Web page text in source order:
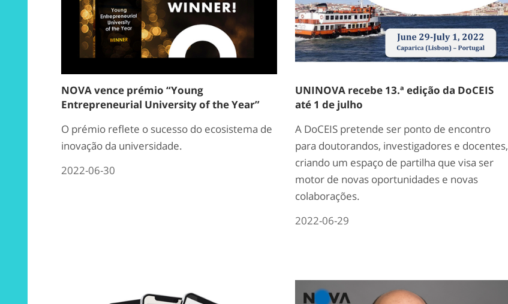
NOVA vence prémio “Young
Entrepreneurial University of the Year”
O prémio reflete o sucesso do ecosistema de
inovação da universidade.
2022-06-30
UNINOVA recebe 13.ª edição da DoCEIS
até 1 de julho
A DoCEIS pretende ser ponto de encontro
para doutorandos, investigadores e docentes,
criando um espaço de partilha que visa ser
motor de novas oportunidades e novas
colaborações.
2022-06-29